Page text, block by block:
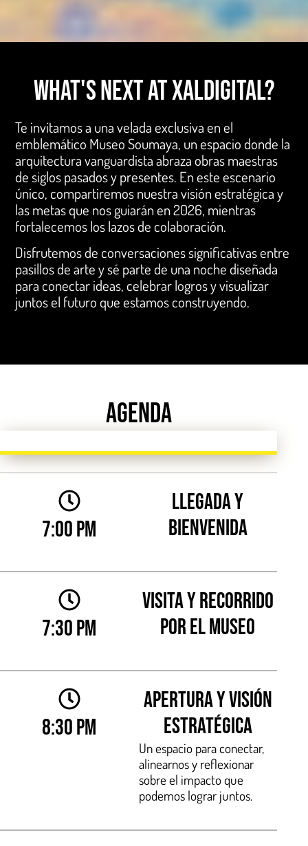
What's next at XalDigital?
Te invitamos a una velada exclusiva en el
emblemático Museo Soumaya, un espacio donde la
arquitectura vanguardista abraza obras maestras
de siglos pasados y presentes. En este escenario
único, compartiremos nuestra visión estratégica y
las metas que nos guiarán en 2026, mientras
fortalecemos los lazos de colaboración.
Disfrutemos de conversaciones significativas entre
pasillos de arte y sé parte de una noche diseñada
para conectar ideas, celebrar logros y visualizar
juntos el futuro que estamos construyendo.
agenda
7:00 pm
Llegada y
bienvenida
7:30 pm
Visita y recorrido
por el museo
8:30 pm
Apertura y Visión
Estratégica
Un espacio para conectar,
alinearnos y reflexionar
sobre el impacto que
podemos lograr juntos.